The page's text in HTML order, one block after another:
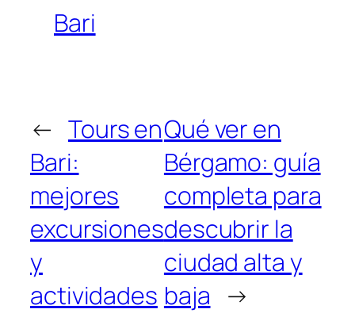
Bari
← Tours en
Bari:
mejores
excursiones
y
actividades
Qué ver en
Bérgamo: guía
completa para
descubrir la
ciudad alta y
baja →